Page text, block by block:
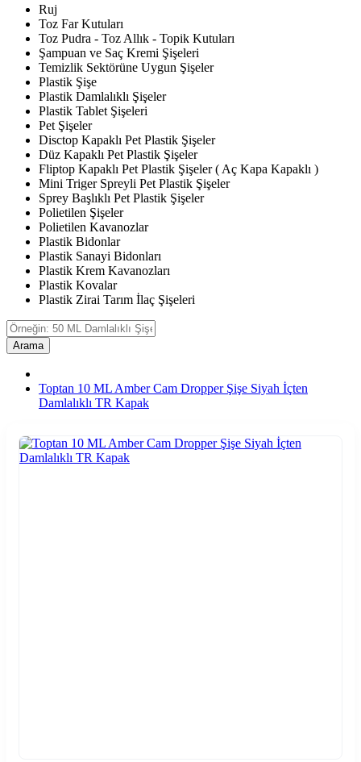
Ruj
Toz Far Kutuları
Toz Pudra - Toz Allık - Topik Kutuları
Şampuan ve Saç Kremi Şişeleri
Temizlik Sektörüne Uygun Şişeler
Plastik Şişe
Plastik Damlalıklı Şişeler
Plastik Tablet Şişeleri
Pet Şişeler
Disctop Kapaklı Pet Plastik Şişeler
Düz Kapaklı Pet Plastik Şişeler
Fliptop Kapaklı Pet Plastik Şişeler ( Aç Kapa Kapaklı )
Mini Triger Spreyli Pet Plastik Şişeler
Sprey Başlıklı Pet Plastik Şişeler
Polietilen Şişeler
Polietilen Kavanozlar
Plastik Bidonlar
Plastik Sanayi Bidonları
Plastik Krem Kavanozları
Plastik Kovalar
Plastik Zirai Tarım İlaç Şişeleri
Arama
Toptan 10 ML Amber Cam Dropper Şişe Siyah İçten
Damlalıklı TR Kapak